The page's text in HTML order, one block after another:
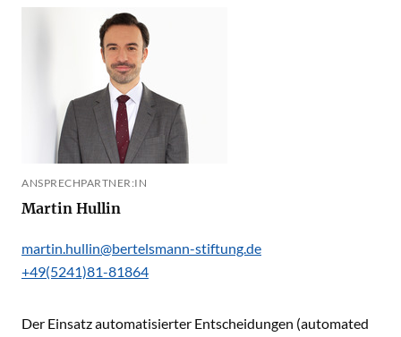
ANSPRECHPARTNER:IN
Martin Hullin
martin.hullin@bertelsmann-stiftung.de
+49(5241)81-81864
Der Einsatz automatisierter Entscheidungen (automated